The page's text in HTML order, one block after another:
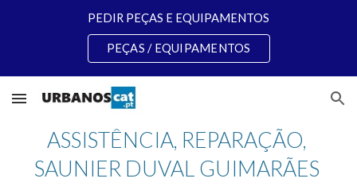
PEDIR PEÇAS E EQUIPAMENTOS
PEÇAS / EQUIPAMENTOS
ASSISTÊNCIA, REPARAÇÃO,
SAUNIER DUVAL GUIMARÃES